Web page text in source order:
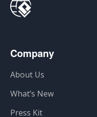
Company
About Us
What’s New
Press Kit